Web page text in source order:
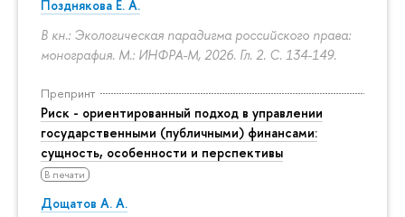
Позднякова Е. А.
В кн.: Экологическая парадигма российского права:
монография. М.: ИНФРА-М, 2026. Гл. 2. С. 134-149.
Препринт
Риск - ориентированный подход в управлении
государственными (публичными) финансами:
сущность, особенности и перспективы
В печати
Дощатов А. А.